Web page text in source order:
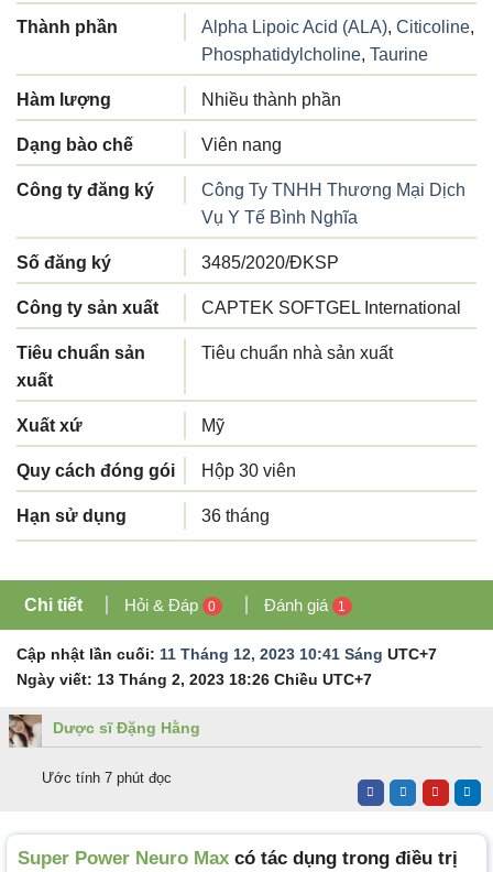
Thành phần Alpha Lipoic Acid (ALA), Citicoline,
Phosphatidylcholine, Taurine
Hàm lượng Nhiều thành phần
Dạng bào chế Viên nang
Công ty đăng ký
Công Ty TNHH Thương Mại Dịch
Vụ Y Tế Bình Nghĩa
Số đăng ký 3485/2020/ĐKSP
Công ty sản xuất CAPTEK SOFTGEL International
Tiêu chuẩn sản
xuất
Tiêu chuẩn nhà sản xuất
Xuất xứ Mỹ
Quy cách đóng gói Hộp 30 viên
Hạn sử dụng 36 tháng
Chi tiết Hỏi & Đáp 0 Đánh giá 1
Cập nhật lần cuối: 11 Tháng 12, 2023 10:41 Sáng UTC+7
Ngày viết: 13 Tháng 2, 2023 18:26 Chiều UTC+7
Dược sĩ Đặng Hằng
Ước tính 7 phút đọc
Super Power Neuro Max có tác dụng trong điều trị